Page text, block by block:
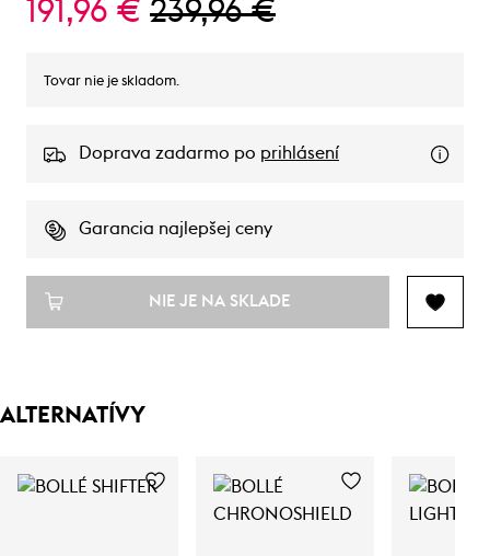
191,96 € 239,96 €
Tovar nie je skladom.
Doprava zadarmo po prihlásení
Garancia najlepšej ceny
NIE JE NA SKLADE
ALTERNATÍVY